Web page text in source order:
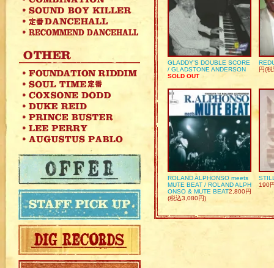
GLADDY’S DOUBLE SCORE
/ GLADSTONE ANDERSON
SOLD OUT
円(
ROLAND ALPHONSO meets
MUTE BEAT / ROLAND ALPH
ONSO & MUTE BEAT2,800円
(税込3,080円)
190